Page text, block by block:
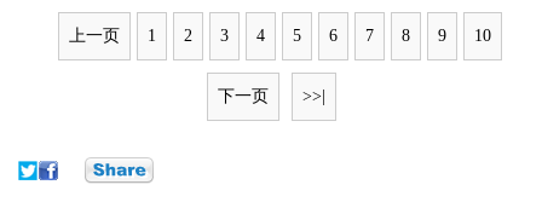
上一页 1 2 3 4 5 6 7 8 9 10
下一页 >>|